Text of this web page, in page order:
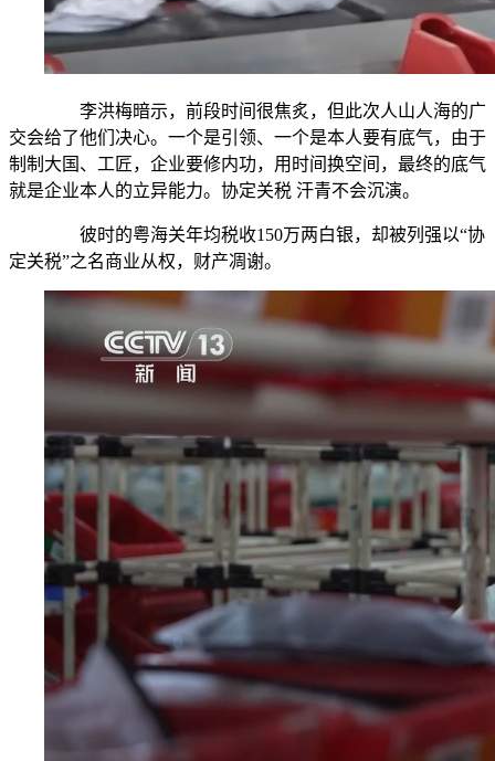
李洪梅暗示，前段时间很焦炙，但此次人山人海的广
交会给了他们决心。一个是引领、一个是本人要有底气，由于
制制大国、工匠，企业要修内功，用时间换空间，最终的底气
就是企业本人的立异能力。协定关税 汗青不会沉演。
彼时的粤海关年均税收150万两白银，却被列强以“协
定关税”之名商业从权，财产凋谢。